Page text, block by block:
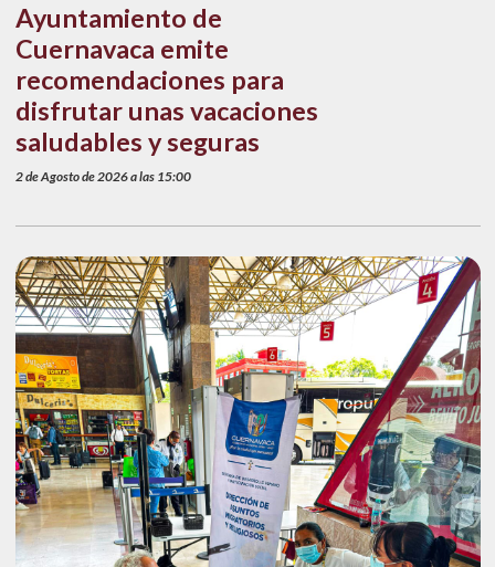
Ayuntamiento de
Cuernavaca emite
recomendaciones para
disfrutar unas vacaciones
saludables y seguras
2 de Agosto de 2026 a las 15:00